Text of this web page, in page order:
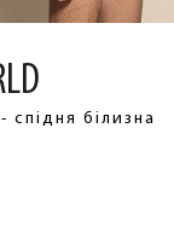
білизна